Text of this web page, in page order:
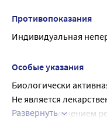
Противопоказания
Индивидуальная
Особые указания
Биологически
Не является
Перед применением
Развернуть